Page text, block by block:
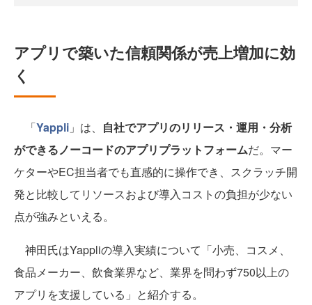
アプリで築いた信頼関係が売上増加に効
く
「Yappli 」は、 自社でアプリのリリース・運用・分析
ができるノーコードのアプリプラットフォームだ。マー
ケターやEC担当者でも直感的に操作でき、スクラッチ開
発と比較してリソースおよび導入コストの負担が少ない
点が強みといえる。
神田氏はYappliの導入実績について「小売、コスメ、
食品メーカー、飲食業界など、業界を問わず750以上の
アプリを支援している」と紹介する。